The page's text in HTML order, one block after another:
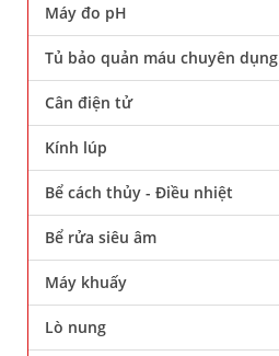
Máy đo pH
Tủ bảo quản máu chuyên dụng
Cân điện tử
Kính lúp
Bể cách thủy - Điều nhiệt
Bể rửa siêu âm
Máy khuấy
Lò nung